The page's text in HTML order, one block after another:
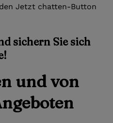
Jetzt chatten-Button
sichern Sie sich
und von